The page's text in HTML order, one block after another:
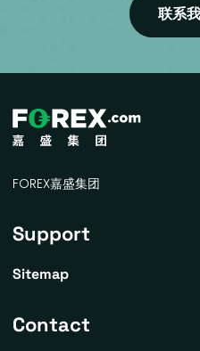
联系
FOREX嘉盛集团
Support
Sitemap
Contact